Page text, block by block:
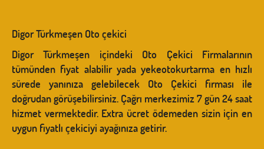
Digor Türkmeşen Oto çekici
Digor Türkmeşen içindeki Oto Çekici Firmalarının
tümünden fiyat alabilir yada yekeotokurtarma en hızlı
sürede yanınıza gelebilecek Oto Çekici firması ile
doğrudan görüşebilirsiniz. Çağrı merkezimiz 7 gün 24 saat
hizmet vermektedir. Extra ücret ödemeden sizin için en
uygun fiyatlı çekiciyi ayağınıza getirir.